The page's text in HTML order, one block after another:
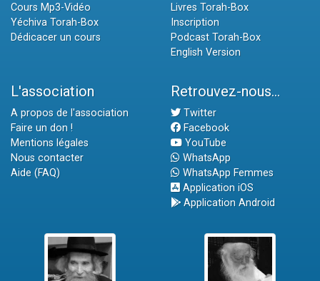
Cours Mp3-Vidéo
Yéchiva Torah-Box
Dédicacer un cours
Livres Torah-Box
Inscription
Podcast Torah-Box
English Version
L'association
A propos de l'association
Faire un don !
Mentions légales
Nous contacter
Aide (FAQ)
Retrouvez-nous...
Twitter
Facebook
YouTube
WhatsApp
WhatsApp Femmes
Application iOS
Application Android